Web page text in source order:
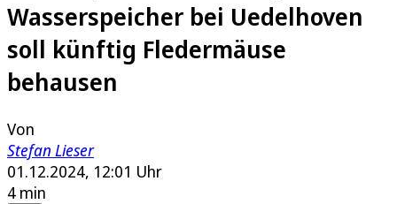
Wasserspeicher bei Uedelhoven
soll künftig Fledermäuse
behausen
Von
Stefan Lieser
01.12.2024, 12:01 Uhr
4 min